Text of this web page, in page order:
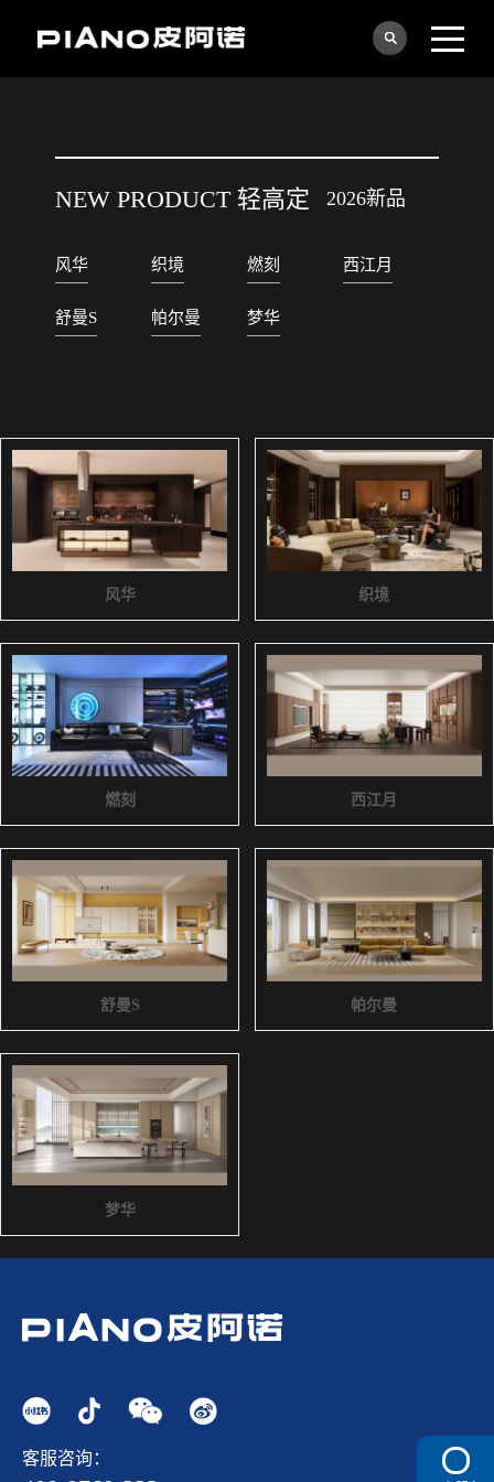
NEW PRODUCT 轻高定 2026新品
风华 织境 燃刻 西江月
舒曼S 帕尔曼 梦华
风华 织境
燃刻 西江月
舒曼S 帕尔曼
梦华
客服咨询：